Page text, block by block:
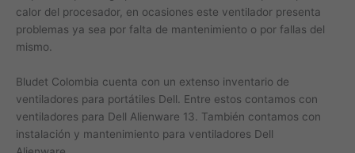
calor del procesador, en ocasiones este ventilador presenta
problemas ya sea por falta de mantenimiento o por fallas del
mismo.
Bludet Colombia cuenta con un extenso inventario de
ventiladores para portátiles Dell. Entre estos contamos con
ventiladores para Dell Alienware 13. También contamos con
instalación y mantenimiento para ventiladores Dell